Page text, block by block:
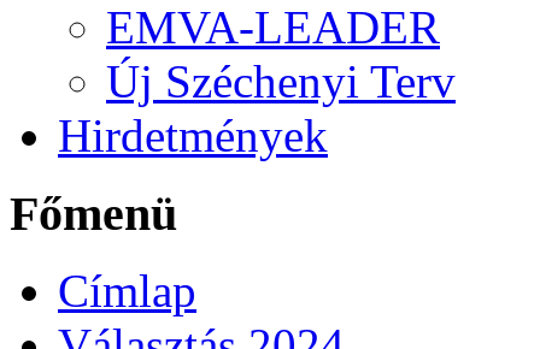
EMVA-LEADER
Új Széchenyi Terv
Hirdetmények
Főmenü
Címlap